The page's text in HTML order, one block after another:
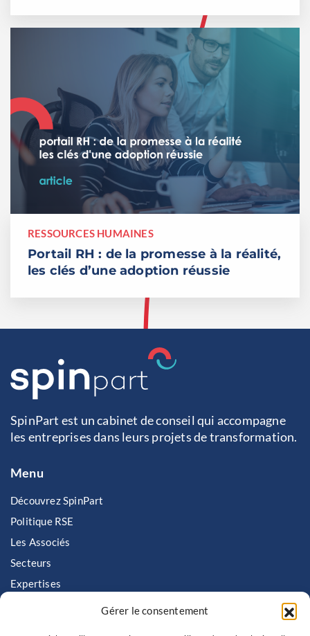
Gérer le consentement
RESSOURCES HUMAINES
Portail RH : de la promesse à la réalité,
les clés d’une adoption réussie
SpinPart est un cabinet de conseil qui accompagne
les entreprises dans leurs projets de transformation.
Menu
Découvrez SpinPart
Politique RSE
Les Associés
Secteurs
Expertises